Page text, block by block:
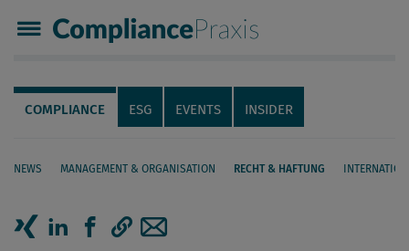
Compliance Praxis
Servicenavigation
Navigation
COMPLIANCE ESG EVENTS INSIDER
NEWS MANAGEMENT & ORGANISATION RECHT & HAFTUNG
Seiteninhalt